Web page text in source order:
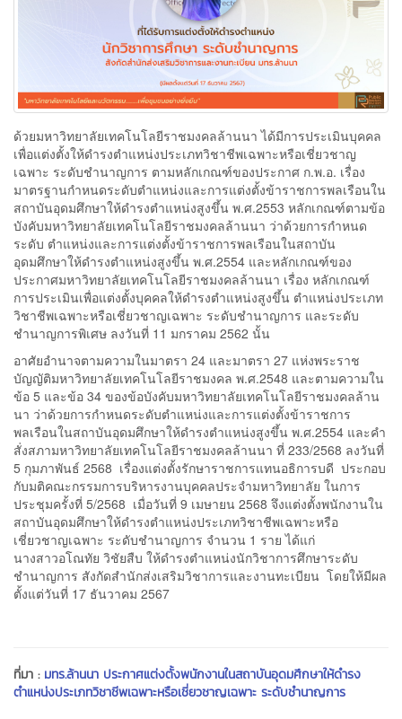
ด้วยมหาวิทยาลัยเทคโนโลยีราชมงคลล้านนา ได้มีการประเมินบุคคล
เพื่อแต่งตั้งให้ดำรงตำแหน่งประเภทวิชาชีพเฉพาะหรือเชี่ยวชาญ
เฉพาะ ระดับชำนาญการ ตามหลักเกณฑ์ของประกาศ ก.พ.อ. เรื่อง
มาตรฐานกำหนดระดับตำแหน่งและการแต่งตั้งข้าราชการพลเรือนใน
สถาบันอุดมศึกษาให้ดำรงตำแหน่งสูงขึ้น พ.ศ.2553 หลักเกณฑ์ตามข้อ
บังคับมหาวิทยาลัยเทคโนโลยีราชมงคลล้านนา ว่าด้วยการกำหนด
ระดับ ตำแหน่งและการแต่งตั้งข้าราชการพลเรือนในสถาบัน
อุดมศึกษาให้ดำรงตำแหน่งสูงขึ้น พ.ศ.2554 และหลักเกณฑ์ของ
ประกาศมหาวิทยาลัยเทคโนโลยีราชมงคลล้านนา เรื่อง หลักเกณฑ์
การประเมินเพื่อแต่งตั้งบุคคลให้ดำรงตำแหน่งสูงขึ้น ตำแหน่งประเภท
วิชาชีพเฉพาะหรือเชี่ยวชาญเฉพาะ ระดับชำนาญการ และระดับ
ชำนาญการพิเศษ ลงวันที่ 11 มกราคม 2562 นั้น
อาศัยอำนาจตามความในมาตรา 24 และมาตรา 27 แห่งพระราช
บัญญัติมหาวิทยาลัยเทคโนโลยีราชมงคล พ.ศ.2548 และตามความใน
ข้อ 5 และข้อ 34 ของข้อบังคับมหาวิทยาลัยเทคโนโลยีราชมงคลล้าน
นา ว่าด้วยการกำหนดระดับตำแหน่งและการแต่งตั้งข้าราชการ
พลเรือนในสถาบันอุดมศึกษาให้ดำรงตำแหน่งสูงขึ้น พ.ศ.2554 และคำ
สั่งสภามหาวิทยาลัยเทคโนโลยีราชมงคลล้านนา ที่ 233/2568 ลงวันที่
5 กุมภาพันธ์ 2568 เรื่องแต่งตั้งรักษาราชการแทนอธิการบดี ประกอบ
กับมติคณะกรรมการบริหารงานบุคคลประจำมหาวิทยาลัย ในการ
ประชุมครั้งที่ 5/2568 เมื่อวันที่ 9 เมษายน 2568 จึงแต่งตั้งพนักงานใน
สถาบันอุดมศึกษาให้ดำรงตำแหน่งประเภทวิชาชีพเฉพาะหรือ
เชี่ยวชาญเฉพาะ ระดับชำนาญการ จำนวน 1 ราย ได้แก่
นางสาวอโณทัย วิชัยสืบ ให้ดำรงตำแหน่งนักวิชาการศึกษาระดับ
ชำนาญการ สังกัดสำนักส่งเสริมวิชาการและงานทะเบียน โดยให้มีผล
ตั้งแต่วันที่ 17 ธันวาคม 2567
ที่มา : มทร.ล้านนา ประกาศแต่งตั้งพนักงานในสถาบันอุดมศึกษาให้ดำรง
ตำแหน่งประเภทวิชาชีพเฉพาะหรือเชี่ยวชาญเฉพาะ ระดับชำนาญการ